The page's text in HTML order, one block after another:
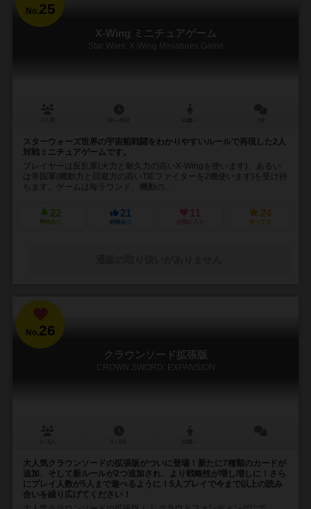
No.25
X-Wing ミニチュアゲーム
Star Wars: X-Wing Miniatures Game
スターウォーズ世界の宇宙船戦闘をわかりやすいルールで再現した2人
対戦ミニチュアゲームです。
プレイヤーは反乱軍(火力と耐久力の高いX-Wingを使います)、あるい
は帝国軍(機動力と回避力の高いTIEファイターを2機使います)を受け持
ちます。ゲームは毎ラウンド、機動の...
22
興味あり
21
経験あり
11
お気に入り
24
持ってる
No.26
クラウンソード拡張版
CROWN SWORD: EXPANSION
大人気クラウンソードの拡張版がついに登場！新たに7種類のカードが
追加、そして新ルールが2つ追加され、より戦略性が増し増しに！さら
にプレイ人数が5人まで遊べるように！5人プレイで今まで以上の読み
合いを繰り広げてください！